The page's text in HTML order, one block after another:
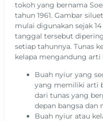
tokoh yang bernama
tahun 1961. Gambar
mulai digunakan sejak
tanggal tersebut
setiap tahunnya. Tunas
kelapa mengandung
Buah nyiur yang
yang memiliki arti
dari tunas yang
depan bangsa dan
Buah nyiur atau